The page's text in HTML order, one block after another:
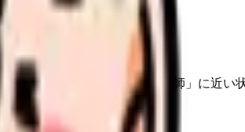
ます。 「産業看護師・保健師」に近い